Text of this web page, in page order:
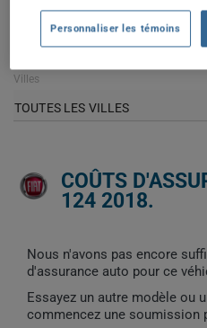
Année
Villes
TOUTES LES VILLES
COÛTS
124 2018.
Nous n'avons pas encore
d'assurance auto pour ce
Essayez un autre modèle ou
commencez une soumission
Personnaliser les témoins